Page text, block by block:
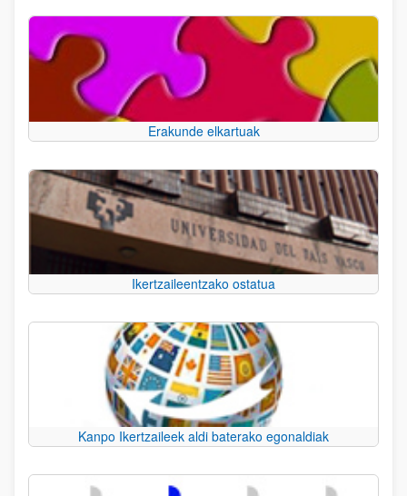
Erakunde elkartuak
Ikertzaileentzako ostatua
Kanpo Ikertzaileek aldi baterako egonaldiak